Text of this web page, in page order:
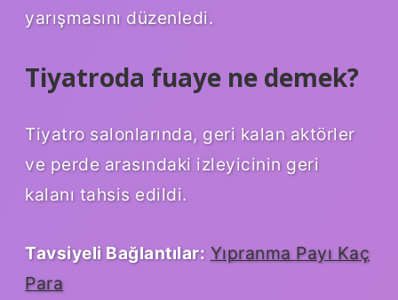
yarışmasını düzenledi.
Tiyatroda fuaye ne demek?
Tiyatro salonlarında, geri kalan aktörler
ve perde arasındaki izleyicinin geri
kalanı tahsis edildi.
Tavsiyeli Bağlantılar: Yıpranma Payı Kaç
Para